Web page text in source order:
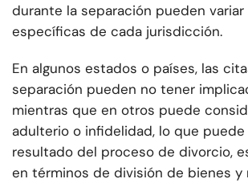
durante la separación pueden variar
específicas de cada jurisdicción.
En algunos estados o países, las
separación pueden no tener
mientras que en otros puede
adulterio o infidelidad, lo que
resultado del proceso de divorcio,
en términos de división de bienes y